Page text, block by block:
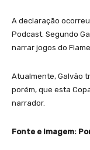
A declaração
Podcast. Segundo
narrar jogos do
Atualmente, Galvão
porém, que esta
narrador.
Fonte e imagem: